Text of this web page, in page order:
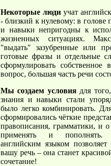
Некоторые люди учат
- близкий к нулевому: в голове
и навыки непригодны к
жизненных ситуациях.
"выдать" зазубренные или
готовые фразы и отдельные
сформулировать собственное
вопрос, большая часть речи
Мы создаем условиядля
знания и навыки стали
было легко комбинировать.
сформировались чёткие
правописания, грамматики, и
применять и пополнять.
английским языком позволяет
вашу речь – она станет
сочетание!